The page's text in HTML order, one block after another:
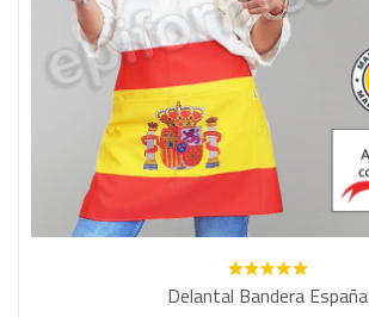
Delantal Bandera España